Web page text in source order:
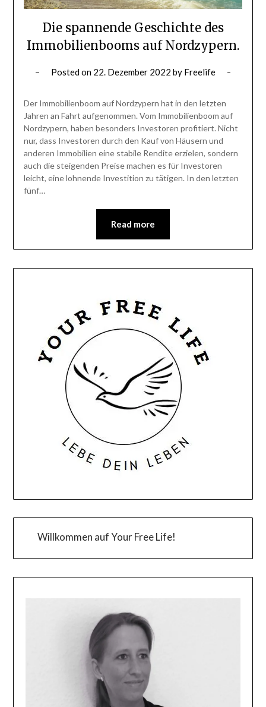
Die spannende Geschichte des
Immobilienbooms auf Nordzypern.
Posted on 22. Dezember 2022 by Freelife
Der Immobilienboom auf Nordzypern hat in den letzten
Jahren an Fahrt aufgenommen. Vom Immobilienboom auf
Nordzypern, haben besonders Investoren profitiert. Nicht
nur, dass Investoren durch den Kauf von Häusern und
anderen Immobilien eine stabile Rendite erzielen, sondern
auch die steigenden Preise machen es für Investoren
leicht, eine lohnende Investition zu tätigen. In den letzten
fünf…
Read more
Willkommen auf Your Free Life!